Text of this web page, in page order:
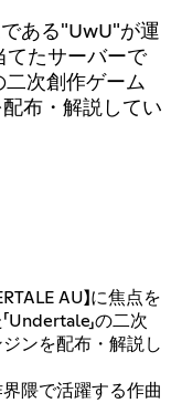
ある"UwU"が運
てたサーバーで
二次創作ゲーム
布・解説してい
AU】に焦点を
Undertale」の二次
ンを配布・解説し
隈で活躍する作曲